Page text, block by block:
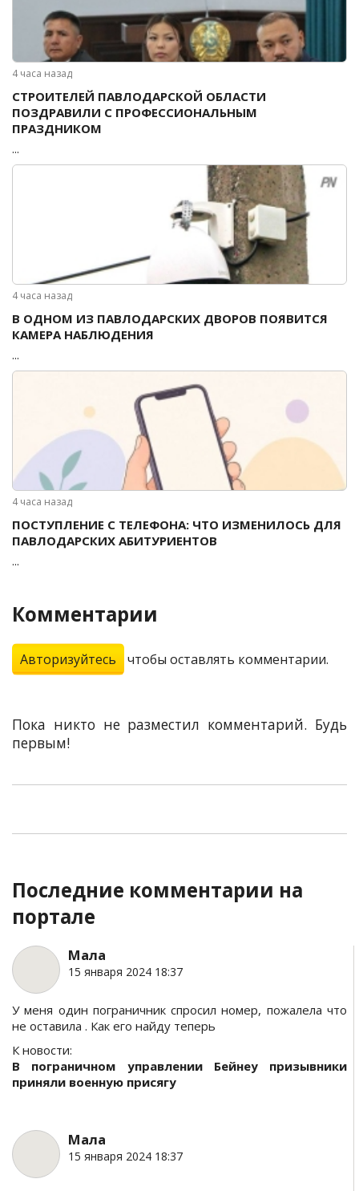
4 часа назад
СТРОИТЕЛЕЙ ПАВЛОДАРСКОЙ ОБЛАСТИ
ПОЗДРАВИЛИ С ПРОФЕССИОНАЛЬНЫМ
ПРАЗДНИКОМ
...
4 часа назад
В ОДНОМ ИЗ ПАВЛОДАРСКИХ ДВОРОВ ПОЯВИТСЯ
КАМЕРА НАБЛЮДЕНИЯ
...
4 часа назад
ПОСТУПЛЕНИЕ С ТЕЛЕФОНА: ЧТО ИЗМЕНИЛОСЬ ДЛЯ
ПАВЛОДАРСКИХ АБИТУРИЕНТОВ
...
Комментарии
Авторизуйтесь чтобы оставлять комментарии.
Пока никто не разместил комментарий. Будь
первым!
Последние комментарии на
портале
Мала
15 января 2024 18:37
У меня один пограничник спросил номер, пожалела что
не оставила . Как его найду теперь
К новости:
В пограничном управлении Бейнеу призывники
приняли военную присягу
Мала
15 января 2024 18:37